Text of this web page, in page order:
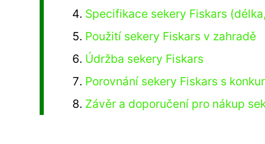
Specifikace sekery Fiskars
Použití sekery Fiskars v zahradě
Údržba sekery Fiskars
Porovnání sekery Fiskars s
Závěr a doporučení pro nákup